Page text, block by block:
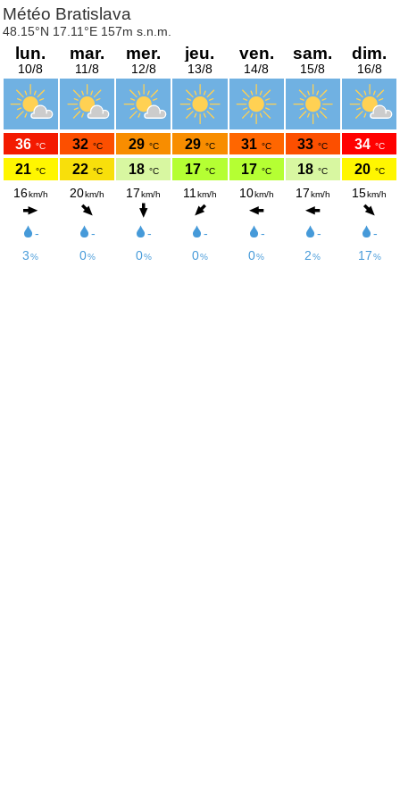
Météo Bratislava
48.15°N 17.11°E 157m s.n.m.
lun.
10/8
36 °C
21 °C
16km/h
-
3 %
mar.
11/8
32 °C
22 °C
20km/h
-
0%
mer.
12/8
29 °C
18 °C
17 km/h
-
0%
jeu.
13/8
29 °C
17 °C
11 km/h
-
0%
ven.
14/8
31 °C
17 °C
10km/h
-
0%
sam.
15/8
33 °C
18 °C
17km/h
-
2 %
dim.
16/8
34 °C
20 °C
15km/h
-
17%